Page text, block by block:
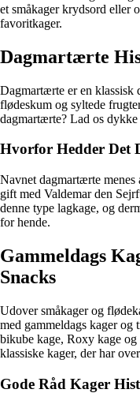
et småkager krydsord eller
favoritkager.
Dagmartærte
Dagmartærte er en klassisk
flødeskum og syltede
dagmartærte? Lad os
Hvorfor Hedder Det
Navnet dagmartærte menes
gift med Valdemar den
denne type lagkage, og
for hende.
Gammeldags
Snacks
Udover småkager og
med gammeldags kager og
bikube kage, Roxy kage
klassiske kager, der har
Gode Råd Kager